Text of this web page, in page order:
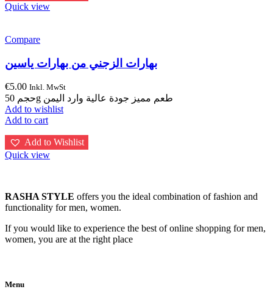
Quick view
Compare
بهارات الزجني من بهارات ياسين
€5.00 Inkl. MwSt
حجم 50g طعم مميز جودة عالية وارد اليمن
Add to wishlist
Add to cart
Add to Wishlist
Quick view
RASHA STYLE offers you the ideal combination of fashion and
functionality for men, women.
If you would like to experience the best of online shopping for men,
women, you are at the right place
Menu